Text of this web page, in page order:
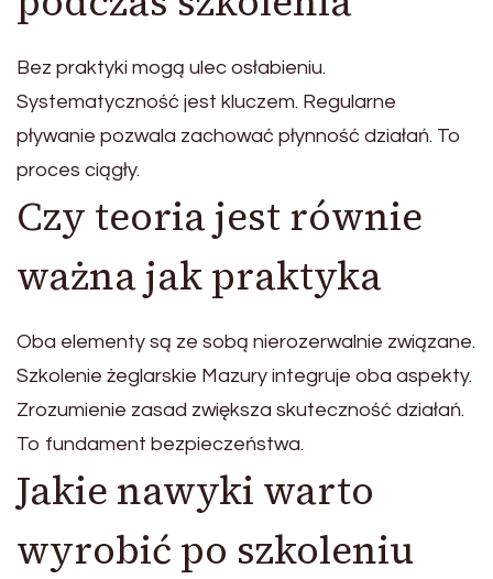
Bez praktyki mogą ulec osłabieniu.
Systematyczność jest kluczem. Regularne
pływanie pozwala zachować płynność działań. To
proces ciągły.
Czy teoria jest równie
ważna jak praktyka
Oba elementy są ze sobą nierozerwalnie związane.
Szkolenie żeglarskie Mazury integruje oba aspekty.
Zrozumienie zasad zwiększa skuteczność działań.
To fundament bezpieczeństwa.
Jakie nawyki warto
wyrobić po szkoleniu